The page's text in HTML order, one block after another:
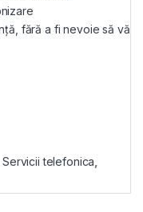
fără a fi nevoie să vă
Servicii telefonica